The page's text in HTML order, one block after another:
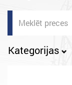
Products
search
Kategorijas